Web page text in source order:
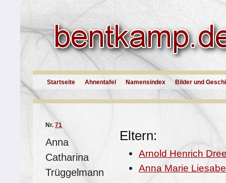
Startseite Ahnentafel Namensindex Bilder und
Nr. 71
Anna
Catharina
Trüggelmann
Eltern:
Arnold Henrich
Anna Marie